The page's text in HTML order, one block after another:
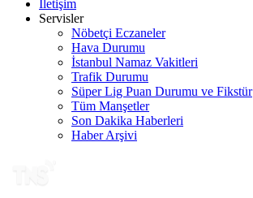
İletişim
Servisler
Nöbetçi Eczaneler
Hava Durumu
İstanbul Namaz Vakitleri
Trafik Durumu
Süper Lig Puan Durumu ve Fikstür
Tüm Manşetler
Son Dakika Haberleri
Haber Arşivi